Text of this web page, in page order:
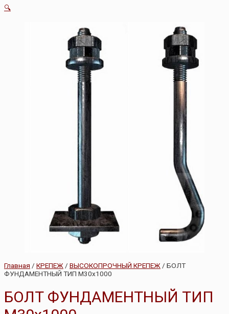
🔍
Главная / КРЕПЕЖ / ВЫСОКОПРОЧНЫЙ КРЕПЕЖ / БОЛТ
ФУНДАМЕНТНЫЙ ТИП М30х1000
БОЛТ ФУНДАМЕНТНЫЙ ТИП